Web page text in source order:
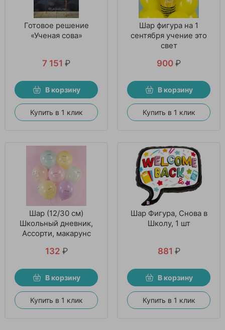
Готовое решение
«Ученая сова»
7 151 ₽
В корзину
Купить в 1 клик
Шар фигура на 1
сентября учение это
свет
900 ₽
В корзину
Купить в 1 клик
Шар (12/30 см)
Школьный дневник,
Ассорти, макарунс
132 ₽
В корзину
Купить в 1 клик
Шар Фигура, Снова в
Школу, 1 шт
881 ₽
В корзину
Купить в 1 клик